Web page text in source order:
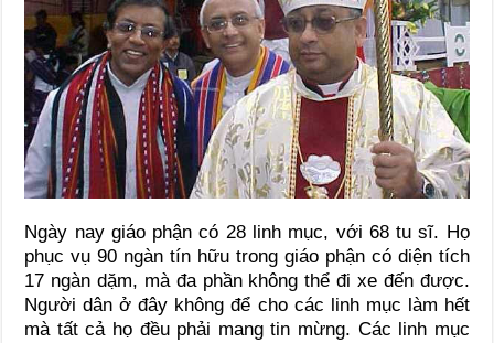
Ngày nay giáo phận có 28 linh mục, với 68 tu sĩ. Họ
phục vụ 90 ngàn tín hữu trong giáo phận có diện tích
17 ngàn dặm, mà đa phần không thể đi xe đến được.
Người dân ở đây không để cho các linh mục làm hết
mà tất cả họ đều phải mang tin mừng. Các linh mục